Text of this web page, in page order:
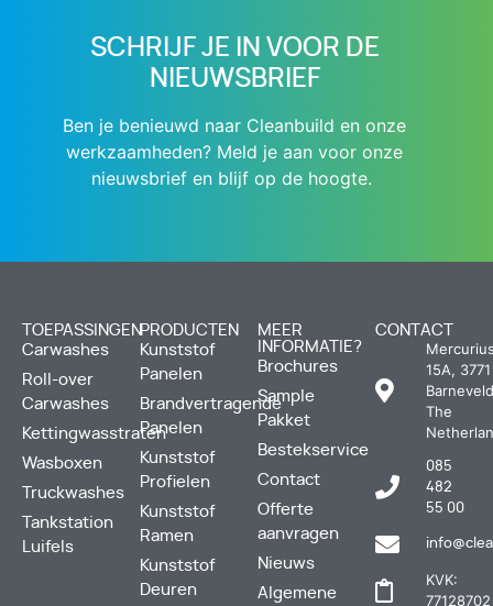
SCHRIJF JE IN VOOR DE
NIEUWSBRIEF
Ben je benieuwd naar Cleanbuild en onze
werkzaamheden? Meld je aan voor onze
nieuwsbrief en blijf op de hoogte.
TOEPASSINGEN
Carwashes
Roll-over
Carwashes
Kettingwasstraten
Wasboxen
Truckwashes
Tankstation
Luifels
PRODUCTEN
Kunststof
Panelen
Brandvertragende
Panelen
Kunststof
Profielen
Kunststof
Ramen
Kunststof
Deuren
MEER
INFORMATIE?
Brochures
Sample
Pakket
Bestekservice
Contact
Offerte
aanvragen
Nieuws
Algemene
CONTACT
15A,
The
085
482
55 00
KVK:
77128702